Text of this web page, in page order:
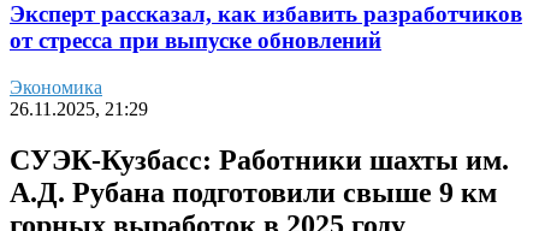
Эксперт рассказал, как избавить разработчиков
от стресса при выпуске обновлений
Экономика
26.11.2025, 21:29
СУЭК-Кузбасс: Работники шахты им.
А.Д. Рубана подготовили свыше 9 км